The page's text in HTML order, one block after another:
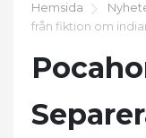
Hemsida
från fiktion om